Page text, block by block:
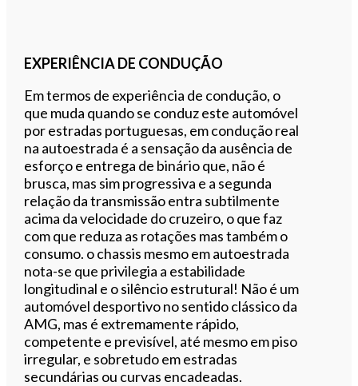
EXPERIÊNCIA DE CONDUÇÃO
Em termos de experiência de condução, o
que muda quando se conduz este automóvel
por estradas portuguesas, em condução real
na autoestrada é a sensação da ausência de
esforço e entrega de binário que, não é
brusca, mas sim progressiva e a segunda
relação da transmissão entra subtilmente
acima da velocidade do cruzeiro, o que faz
com que reduza as rotações mas também o
consumo. o chassis mesmo em autoestrada
nota-se que privilegia a estabilidade
longitudinal e o silêncio estrutural! Não é um
automóvel desportivo no sentido clássico da
AMG, mas é extremamente rápido,
competente e previsível, até mesmo em piso
irregular, e sobretudo em estradas
secundárias ou curvas encadeadas.